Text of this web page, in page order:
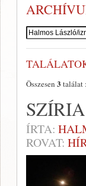
Szerző:
Összesen 3 találat :
ÍRTA:
ROVAT: